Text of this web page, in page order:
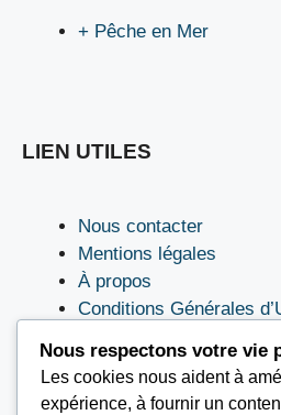
+ Pêche en Mer
LIEN UTILES
Nous contacter
Mentions légales
À propos
Conditions Générales
Nous respectons votre vie
Les cookies nous aident à
expérience, à fournir un